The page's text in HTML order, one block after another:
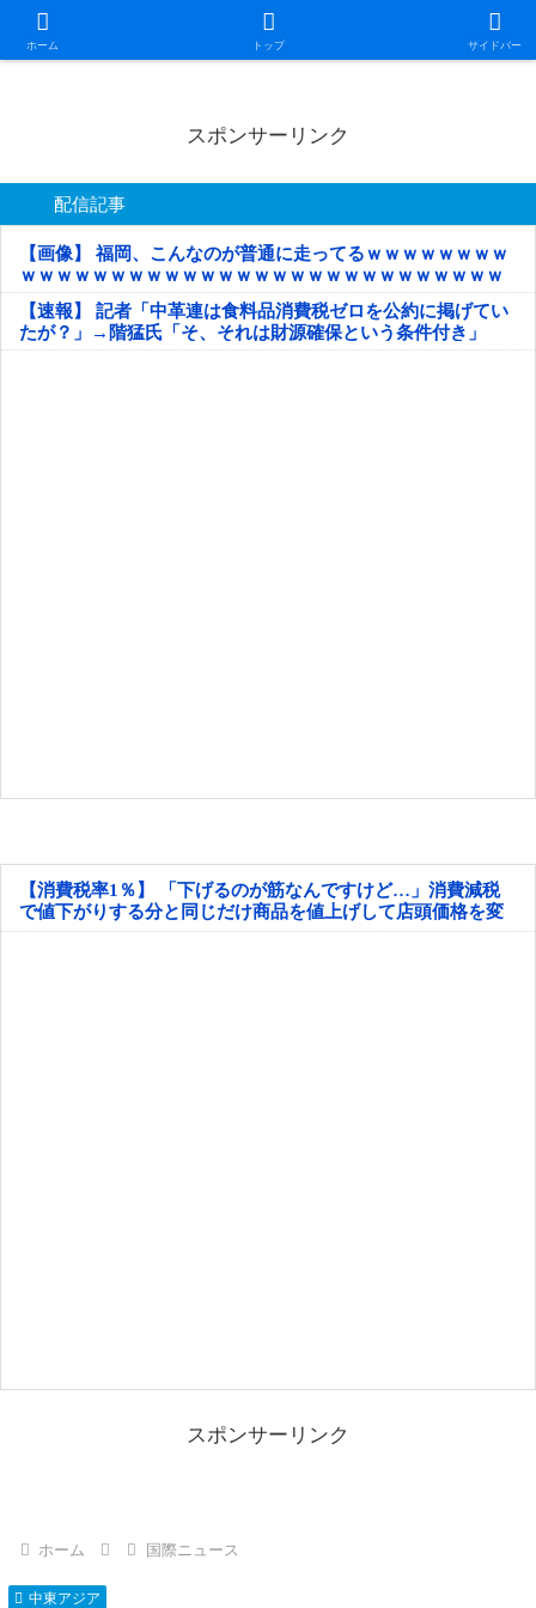
ホーム トップ サイドバー
日本第一！ニュース録
スポンサーリンク
配信記事
【画像】 福岡、こんなのが普通に走ってるｗｗｗｗｗｗｗｗ
ｗｗｗｗｗｗｗｗｗｗｗｗｗｗｗｗｗｗｗｗｗｗｗｗｗｗｗ
ｗｗｗｗｗ
【速報】 記者「中革連は食料品消費税ゼロを公約に掲げてい
たが？」→階猛氏「そ、それは財源確保という条件付き」
【消費税率1％】 「下げるのが筋なんですけど…」消費減税
で値下がりする分と同じだけ商品を値上げして店頭価格を変
えない店も
スポンサーリンク
ホーム 国際ニュース
中東アジア